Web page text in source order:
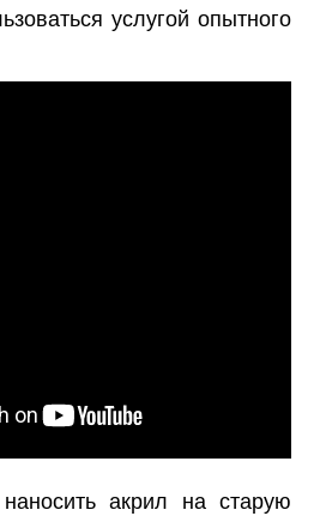
услугой опытного
акрил на старую